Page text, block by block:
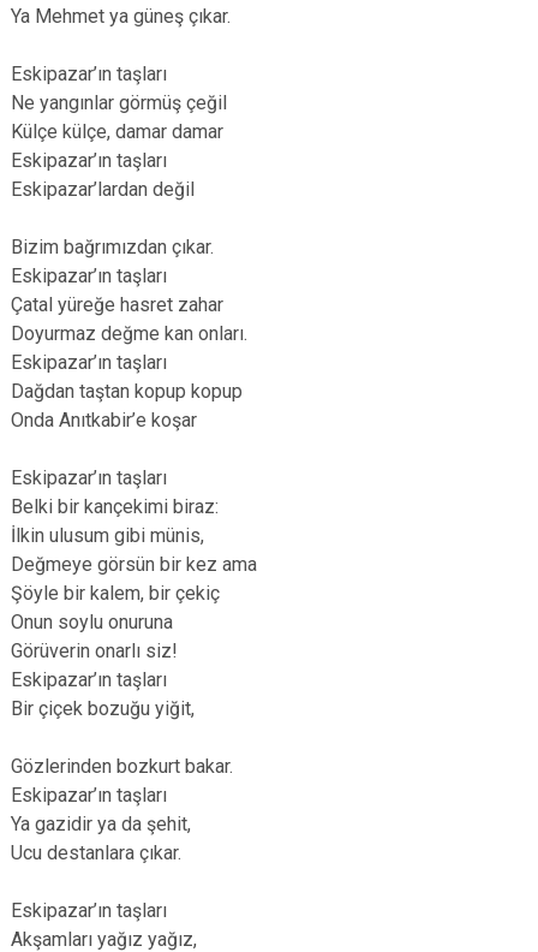
Ya Mehmet ya güneş çıkar.
Eskipazar’ın taşları
Ne yangınlar görmüş çeğil
Külçe külçe, damar damar
Eskipazar’ın taşları
Eskipazar’lardan değil
Bizim bağrımızdan çıkar.
Eskipazar’ın taşları
Çatal yüreğe hasret zahar
Doyurmaz değme kan onları.
Eskipazar’ın taşları
Dağdan taştan kopup kopup
Onda Anıtkabir’e koşar
Eskipazar’ın taşları
Belki bir kançekimi biraz:
İlkin ulusum gibi münis,
Değmeye görsün bir kez ama
Şöyle bir kalem, bir çekiç
Onun soylu onuruna
Görüverin onarlı siz!
Eskipazar’ın taşları
Bir çiçek bozuğu yiğit,
Gözlerinden bozkurt bakar.
Eskipazar’ın taşları
Ya gazidir ya da şehit,
Ucu destanlara çıkar.
Eskipazar’ın taşları
Akşamları yağız yağız,